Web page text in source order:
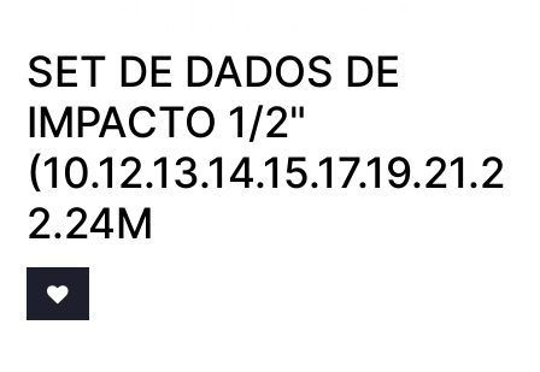
SET DE DADOS DE
IMPACTO 1/2"
(10.12.13.14.15.17.19.21.2
2.24M